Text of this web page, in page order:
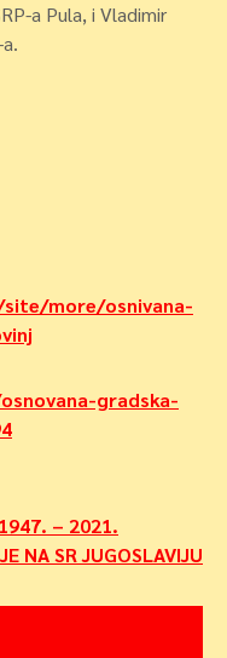
a Pula, i Vladimir
more/osnivana-
gradska-
– 2021.
NA SR JUGOSLAVIJU